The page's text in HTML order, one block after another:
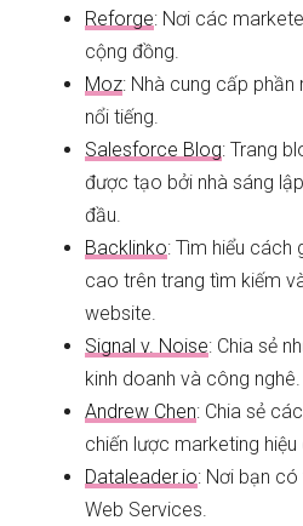
Reforge: Nơi các
cộng đồng.
Moz: Nhà cung cấp
nổi tiếng.
Salesforce Blog: Trang
được tạo bởi nhà sáng
đầu.
Backlinko: Tìm hiểu cách
cao trên trang tìm kiếm
website.
Signal v. Noise: Chia sẻ
kinh doanh và công nghê.
Andrew Chen: Chia sẻ
chiến lược marketing hiệu
Dataleader.io: Nơi bạn
Web Services.